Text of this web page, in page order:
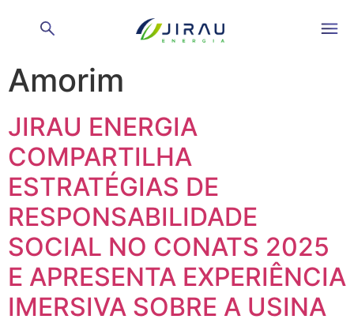
Autor:
Wellington
Amorim
JIRAU ENERGIA
COMPARTILHA
ESTRATÉGIAS DE
RESPONSABILIDADE
SOCIAL NO CONATS 2025
E APRESENTA EXPERIÊNCIA
IMERSIVA SOBRE A USINA